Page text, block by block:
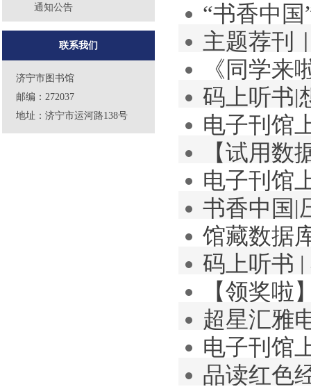
通知公告
联系我们
济宁市图书馆
邮编：272037
地址：济宁市运河路138号
“书香中
主题荐刊
《同学来
码上听书|
史电子刊馆
【试用数
电子刊馆
书香中国|
馆藏数据
介绍
码上听书
【领奖啦
超星汇雅
电子刊馆
品读红色